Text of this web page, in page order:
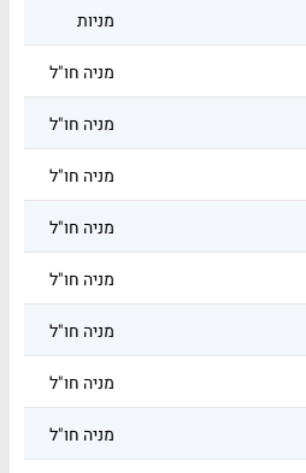
מניות
מניה חו"ל
מניה חו"ל
מניה חו"ל
מניה חו"ל
מניה חו"ל
מניה חו"ל
מניה חו"ל
מניה חו"ל